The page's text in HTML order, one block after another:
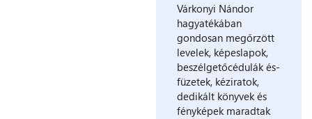
Várkonyi ​Nándor
hagyatékában
gondosan megőrzött
levelek, képeslapok,
beszélgetőcédulák és-
füzetek, kéziratok,
dedikált könyvek és
fényképek maradtak